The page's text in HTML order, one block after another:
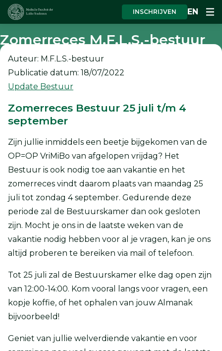
INSCHRIJVEN EN
Zomerreces M.F.L.S.-bestuur
Auteur: M.F.L.S.-bestuur
Publicatie datum: 18/07/2022
Update Bestuur
Zomerreces Bestuur 25 juli t/m 4
september
Zijn jullie inmiddels een beetje bijgekomen van de
OP=OP VriMiBo van afgelopen vrijdag? Het
Bestuur is ook nodig toe aan vakantie en het
zomerreces vindt daarom plaats van maandag 25
juli tot zondag 4 september. Gedurende deze
periode zal de Bestuurskamer dan ook gesloten
zijn. Mocht je ons in de laatste weken van de
vakantie nodig hebben voor al je vragen, kan je ons
altijd proberen te bereiken via mail of telefoon.
Tot 25 juli zal de Bestuurskamer elke dag open zijn
van 12:00-14:00. Kom vooral langs voor vragen, een
kopje koffie, of het ophalen van jouw Almanak
bijvoorbeeld!
Geniet van jullie welverdiende vakantie en voor